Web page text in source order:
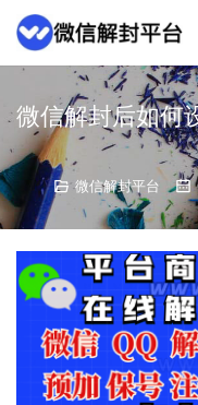
微信解封后如何
微信解封平台